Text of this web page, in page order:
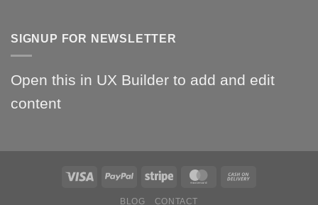
SIGNUP FOR NEWSLETTER
Open this in UX Builder to add and edit
content
BLOG CONTACT